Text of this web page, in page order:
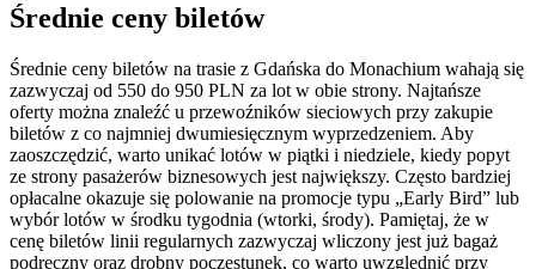
Średnie ceny biletów
Średnie ceny biletów na trasie z Gdańska do Monachium wahają się
zazwyczaj od 550 do 950 PLN za lot w obie strony. Najtańsze
oferty można znaleźć u przewoźników sieciowych przy zakupie
biletów z co najmniej dwumiesięcznym wyprzedzeniem. Aby
zaoszczędzić, warto unikać lotów w piątki i niedziele, kiedy popyt
ze strony pasażerów biznesowych jest największy. Często bardziej
opłacalne okazuje się polowanie na promocje typu „Early Bird” lub
wybór lotów w środku tygodnia (wtorki, środy). Pamiętaj, że w
cenę biletów linii regularnych zazwyczaj wliczony jest już bagaż
podręczny oraz drobny poczęstunek, co warto uwzględnić przy